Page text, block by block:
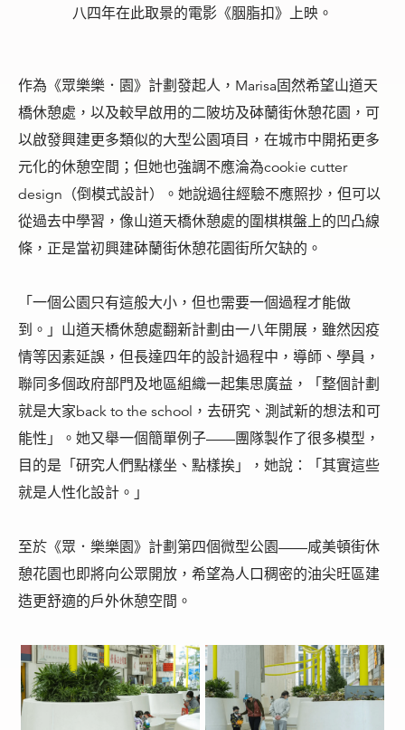
八四年在此取景的電影《胭脂扣》上映。
作為《眾樂樂．園》計劃發起人，Marisa固然希望山道天
橋休憩處，以及較早啟用的二陂坊及砵蘭街休憩花園，可
以啟發興建更多類似的大型公園項目，在城市中開拓更多
元化的休憩空間；但她也強調不應淪為cookie cutter
design（倒模式設計）。她說過往經驗不應照抄，但可以
從過去中學習，像山道天橋休憩處的圍棋棋盤上的凹凸線
條，正是當初興建砵蘭街休憩花園街所欠缺的。
「一個公園只有這般大小，但也需要一個過程才能做
到。」山道天橋休憩處翻新計劃由一八年開展，雖然因疫
情等因素延誤，但長達四年的設計過程中，導師、學員，
聯同多個政府部門及地區組織一起集思廣益，「整個計劃
就是大家back to the school，去研究、測試新的想法和可
能性」。她又舉一個簡單例子——團隊製作了很多模型，
目的是「研究人們點樣坐、點樣挨」，她說：「其實這些
就是人性化設計。」
至於《眾．樂樂園》計劃第四個微型公園——咸美頓街休
憩花園也即將向公眾開放，希望為人口稠密的油尖旺區建
造更舒適的戶外休憩空間。